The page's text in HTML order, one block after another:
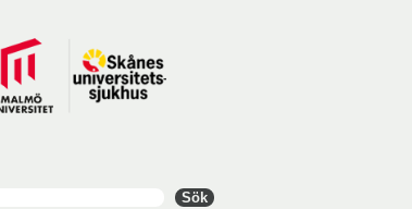
Sök